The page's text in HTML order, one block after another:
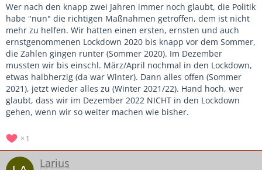
Wer nach den knapp zwei Jahren immer noch glaubt, die Politik
habe "nun" die richtigen Maßnahmen getroffen, dem ist nicht
mehr zu helfen. Wir hatten einen ersten, ernsten und auch
ernstgenommenen Lockdown 2020 bis knapp vor dem Sommer,
die Zahlen gingen runter (Sommer 2020). Im Dezember
mussten wir bis einschl. März/April nochmal in den Lockdown,
etwas halbherzig (da war Winter). Dann alles offen (Sommer
2021), jetzt wieder alles zu (Winter 2021/22). Hand hoch, wer
glaubt, dass wir im Dezember 2022 NICHT in den Lockdown
gehen, wenn wir so weiter machen wie bisher.
1
Larius